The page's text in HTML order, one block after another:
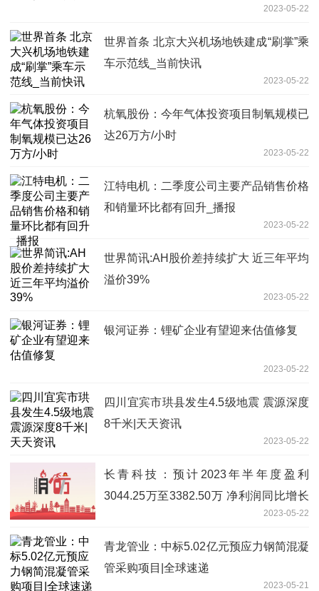
2023-05-22
世界首条 北京大兴机场地铁建成“刷掌”乘
车示范线_当前快讯
2023-05-22
杭氧股份：今年气体投资项目制氧规模已
达26万方/小时
2023-05-22
江特电机：二季度公司主要产品销售价格
和销量环比都有回升_播报
2023-05-22
世界简讯:AH股价差持续扩大 近三年平均
溢价39%
2023-05-22
银河证券：锂矿企业有望迎来估值修复
2023-05-22
四川宜宾市珙县发生4.5级地震 震源深度
8千米|天天资讯
2023-05-22
长青科技：预计2023年半年度盈利
3044.25万至3382.50万 净利润同比增长
2023-05-22
青龙管业：中标5.02亿元预应力钢简混凝
管采购项目|全球速递
2023-05-21